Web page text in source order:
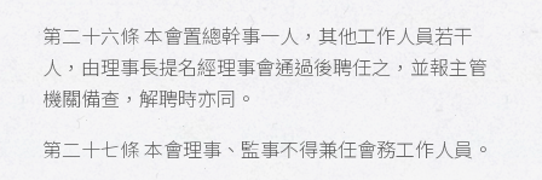
第二十六條 本會置總幹事一人，其他工作人員若干
人，由理事長提名經理事會通過後聘任之，並報主管
機關備查，解聘時亦同。
第二十七條 本會理事、監事不得兼任會務工作人員。